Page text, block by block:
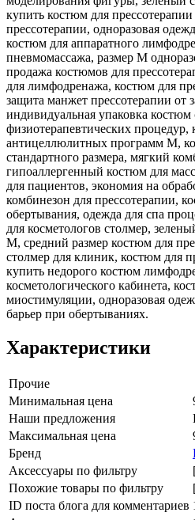
купить костюм для
прессотерапии, одноразовая
костюм для аппаратного
пневмомассажа, размер M
продажа костюмов для
для лимфодренажа, костюм для
защита манжет прессотерапии от
индивидуальная упаковка
физиотерапевтических процедур,
антицеллюлитных программ M,
стандартного размера, мягкий
гипоаллергенный костюм для
для пациентов, экономия на
комбинезон для прессотерапии,
обертывания, одежда для спа
для косметологов столмер,
M, средний размер костюм для
столмер для клиник, костюм для
купить недорого костюм
косметологического кабинета,
миостимуляции, одноразовая
барьер при обертываниях.
Характеристики
Прочие
Минимальная цена
Наши предложения
Максимальная цена
Бренд
Аксессуары по фильтру
Похожие товары по фильтру
ID поста блога для комментариев